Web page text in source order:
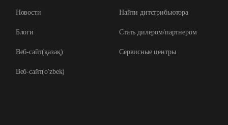
Новости
Блоги
Веб-сайт(қазақ)
Веб-сайт(o'zbek)
Найти дитстрибьютора
Стать дилером/партнером
Сервисные центры